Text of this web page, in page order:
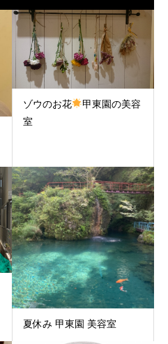
ゾウのお花
甲東園の美容
室
夏休み 甲東園 美容室